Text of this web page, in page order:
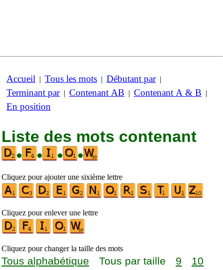
Accueil | Tous les mots | Débutant par|
Terminant par| Contenant AB | Contenant A & B |
En position
Liste des mots contenant
•
• • •
Cliquez pour ajouter une sixième lettre
Cliquez pour enlever une lettre
Cliquez pour changer la taille des mots
Tous alphabétique Tous par taille 9
10